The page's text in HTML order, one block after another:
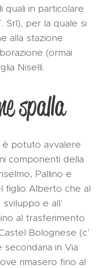
quali in particolare
Srl), per la quale si
alla stazione
(ormai
Niselli.
spalla
potuto avvalere
componenti della
Pallino e
figlio Alberto che al
sviluppo e all'
al trasferimento
Bolognese (c'
in Via
rimasero fino al